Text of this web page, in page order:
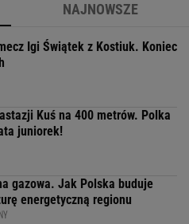
NAJNOWSZE
Igi Świątek z Kostiuk. Koniec
Kuś na 400 metrów. Polka
juniorek!
gazowa. Jak Polska buduje
energetyczną regionu